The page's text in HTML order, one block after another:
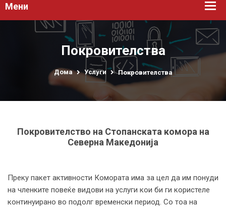
Мени
Покровителства
Дома Услуги Покровителства
Покровителство на Стопанската комора на
Северна Македонија
Преку пакет активности Комората има за цел да им понуди
на членките повеќе видови на услуги кои би ги користеле
континуирано во подолг временски период. Со тоа на